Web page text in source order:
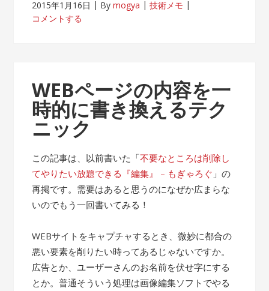
2015年1月16日 Bymogya
技術メモ
コメントする
WEBページの内容を一
時的に書き換えるテク
ニック
この記事は、以前書いた「不要なところは削除し
てやりたい放題できる『編集』 – もぎゃろぐ 」の
再掲です。需要はあると思うのになぜか広まらな
いのでもう一回書いてみる！
WEBサイトをキャプチャするとき、微妙に都合の
悪い要素を削りたい時ってあるじゃないですか。
広告とか、ユーザーさんのお名前を伏せ字にする
とか。普通そういう処理は画像編集ソフトでやる